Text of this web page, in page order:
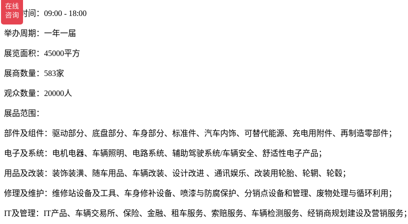
开放时间：09:00 - 18:00
举办周期：一年一届
展览面积：45000平方
展商数量：583家
观众数量：20000人
展品范围：
部件及组件：驱动部分、底盘部分、车身部分、标准件、汽车内饰、可替代能源、充电用附件、再制造零部件；
电子及系统：电机电器、车辆照明、电路系统、辅助驾驶系统/车辆安全、舒适性电子产品；
用品及改装：装饰装潢、随车用品、车辆改装、设计改进 、通讯娱乐、改装用轮胎、轮辋、轮毂；
修理及维护：维修站设备及工具、车身修补设备、喷漆与防腐保护、分销点设备和管理、废物处理与循环利用；
IT及管理：IT产品、车辆交易所、保险、金融、租车服务、索赔服务、车辆检测服务、经销商规划建设及营销服务；